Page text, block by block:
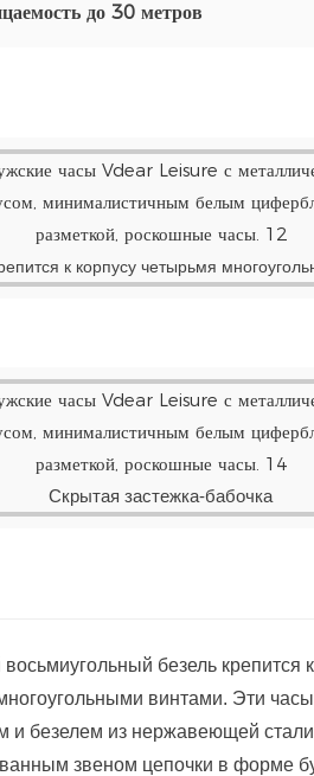
до 30 метров
к корпусу четырьмя
Скрытая застежка-бабочка
безель крепится
винтами. Эти
и безелем из нержавеющей
звеном цепочки в форме